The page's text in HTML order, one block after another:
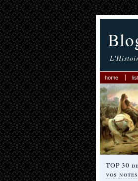
home
TOP 30
vos